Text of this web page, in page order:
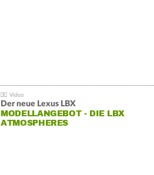
Der neue Lexus LBX
MODELLANGEBOT - DIE LBX
ATMOSPHERES